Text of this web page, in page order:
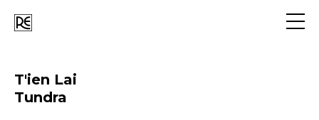
Go
T'ien Lai
Tundra